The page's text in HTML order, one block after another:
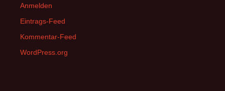
Anmelden
Eintrags-Feed
Kommentar-Feed
WordPress.org